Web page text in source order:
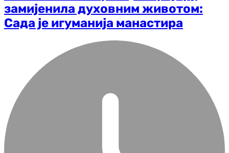
замијенила духовним животом:
Сада је игуманија манастира